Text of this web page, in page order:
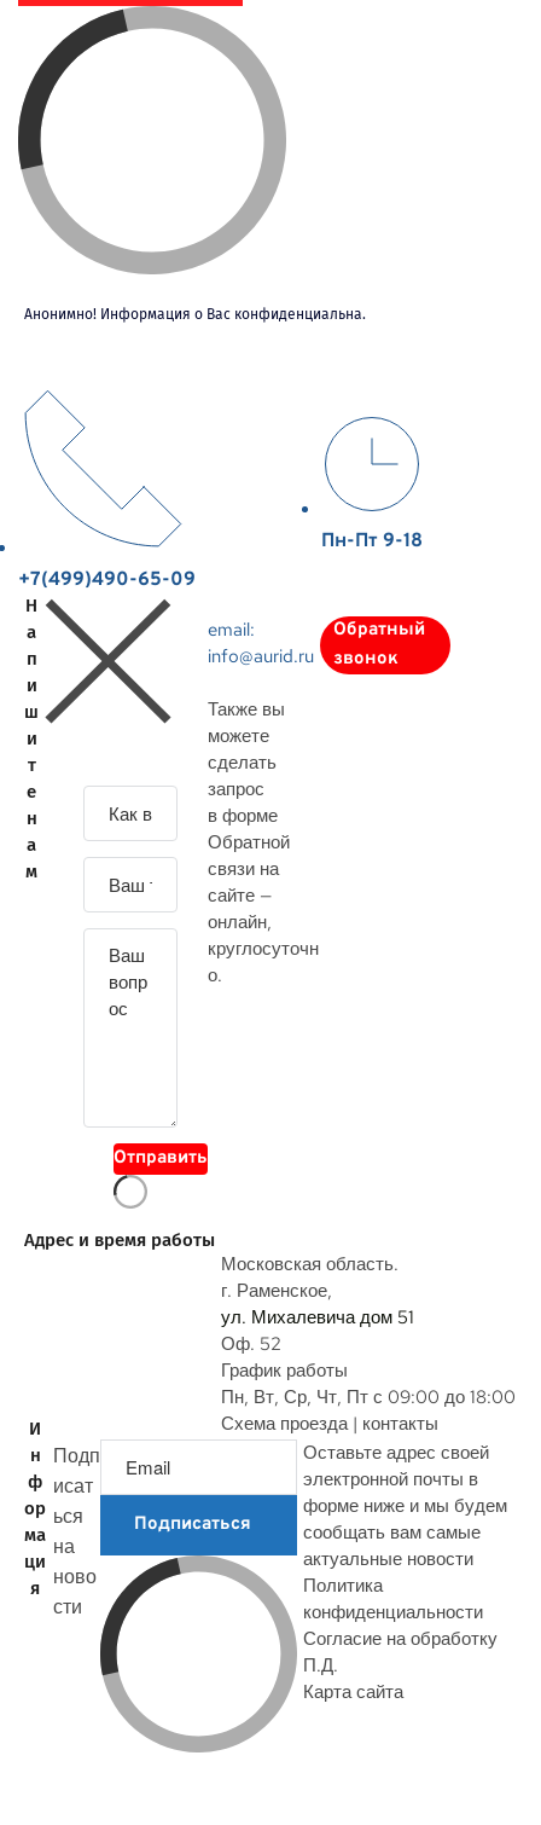
Анонимно! Информация о Вас конфиденциальна.
+7(499)490-65-09
Пн-Пт 9-18
Н
а
п
и
ш
и
т
е
н
а
м
о
Отправить
email:
info@aurid.ru
Также вы
можете
сделать
запрос
в форме
Обратной
связи на
сайте —
онлайн,
круглосуточн
о.
Обратный
звонок
Адрес и время работы
Московская область.
г. Раменское,
ул. Михалевича дом 51
Оф. 52
График работы
Пн, Вт, Ср, Чт, Пт с 09:00 до 18:00
Схема проезда | контакты
И
н
ф
ор
ма
ци
я
Подп
исат
ься
на
ново
сти
Подписаться
Оставьте адрес своей
электронной почты в
форме ниже и мы будем
сообщать вам самые
актуальные новости
Политика
конфиденциальности
Согласие на обработку
П.Д.
Карта сайта